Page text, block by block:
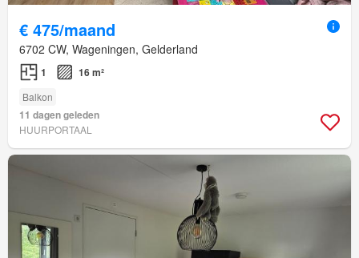
€ 475/maand
6702 CW, Wageningen, Gelderland
1 16 m²
Balkon
11 dagen geleden
HUURPORTAAL